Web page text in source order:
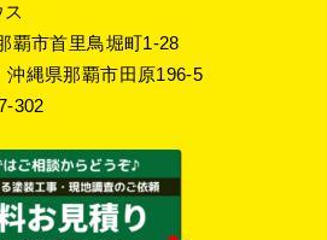
市首里鳥堀町1-28
縄県那覇市田原196-5
302